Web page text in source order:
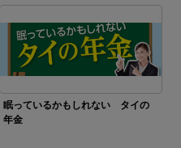
眠っているかもしれない タイの
年金